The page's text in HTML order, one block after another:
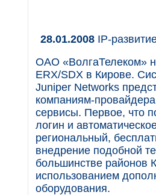
28.01.2008 IP-
ОАО «ВолгаТелеком»
ERX/SDX в Кирове.
Juniper Networks
компаниям-
сервисы. Первое, что
логин и
региональный,
внедрение подобной
большинстве районов
использованием
оборудования.